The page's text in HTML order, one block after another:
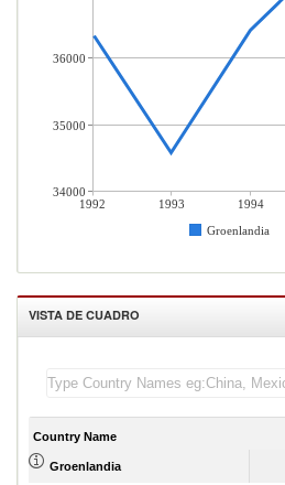
1992 1993 1994
Groenlandia
36000
35000
34000
VISTA DE CUADRO
Country Name
Groenlandia